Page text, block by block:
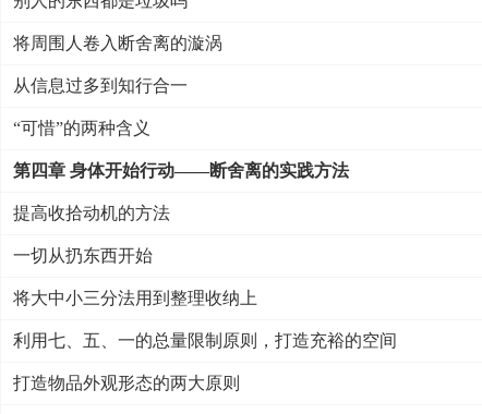
将周围人卷入断舍离的漩涡
从信息过多到知行合一
“可惜”的两种含义
第四章 身体开始行动——断舍离的实践方法
提高收拾动机的方法
一切从扔东西开始
将大中小三分法用到整理收纳上
利用七、五、一的总量限制原则，打造充裕的空间
打造物品外观形态的两大原则